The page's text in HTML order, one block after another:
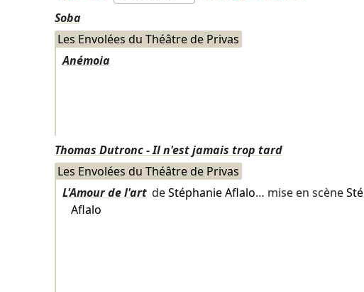
Soba
Les Envolées du Théâtre de Privas
Anémoia
Thomas Dutronc - Il n'est jamais trop tard
Les Envolées du Théâtre de Privas
L'Amour de l'art deStéphanie Aflalo… mise en scène
Aflalo